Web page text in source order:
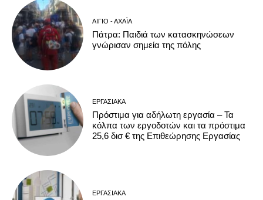
ΑΊΓΙΟ - ΑΧΑΪ́Α
Πάτρα: Παιδιά των κατασκηνώσεων
γνώρισαν σημεία της πόλης
ΕΡΓΑΣΙΑΚΆ
Πρόστιμα για αδήλωτη εργασία – Τα
κόλπα των εργοδοτών και τα πρόστιμα
25,6 δισ € της Επιθεώρησης Εργασίας
ΕΡΓΑΣΙΑΚΆ